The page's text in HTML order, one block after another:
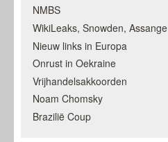
NMBS
WikiLeaks, Snowden, Assange
Nieuw links in Europa
Onrust in Oekraine
Vrijhandelsakkoorden
Noam Chomsky
Brazilië Coup